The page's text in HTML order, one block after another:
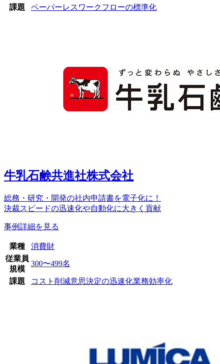
課題 ペーパーレス ワークフローの標準化
牛乳石鹸共進社株式会社
総務・研究・開発の社内申請書を電子化に！
決裁スピードの迅速化や自動化に大きく貢献
事例詳細を見る
業種
消費財
従業員
規模
300〜499名
課題 コスト削減意思決定の迅速化業務効率化